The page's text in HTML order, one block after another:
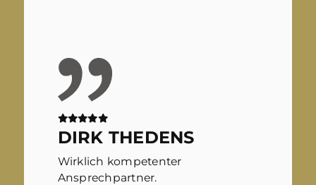
DIRK THEDENS
Wirklich kompetenter
Ansprechpartner.